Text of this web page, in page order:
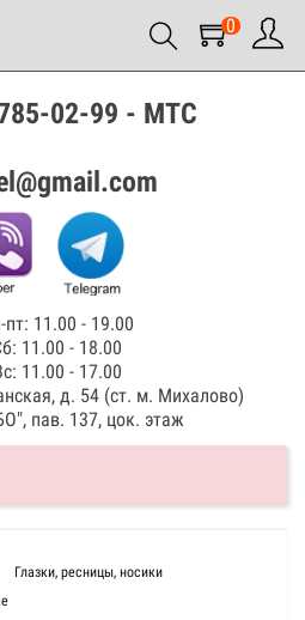
0
02-99 - МТС
пт: 11.00 - 19.00
11.00 - 18.00
11.00 - 17.00
д. 54 (ст. м. Михалово)
пав. 137, цок. этаж
Глазки, ресницы, носики